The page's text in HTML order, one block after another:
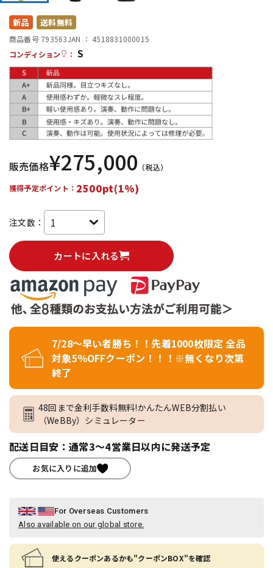
配信/ライブ機器
新品 送料無料
商品番号 793563JAN ： 4518831000015
コンディション
： S
販売価格¥275,000 （税込）
獲得予定ポイント： 2500pt(1%)
注文数：
カートに入れる
7/28～早い者勝ち！！先着1000枚限定 全品
対象5％OFFクーポン！！！※無くなり次第
終了
48回まで金利手数料無料!かんたんWEB分割払い
（WeBBy）シミュレーター
配送日目安：通常3～4営業日以内に発送予定
お気に入りに追加
For Overseas Customers
Also available on our global store.
使えるクーポンあるかも"クーポンBOX"を確認